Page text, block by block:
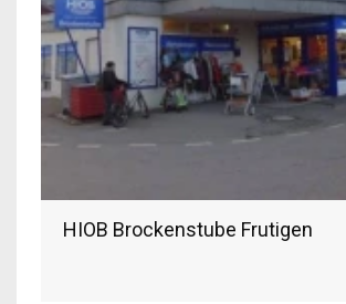
HIOB Brockenstube Frutigen